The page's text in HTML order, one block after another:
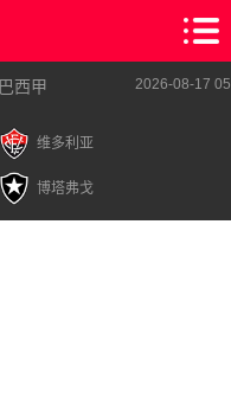
巴西甲 2026-08-17
维多利亚
博塔弗戈